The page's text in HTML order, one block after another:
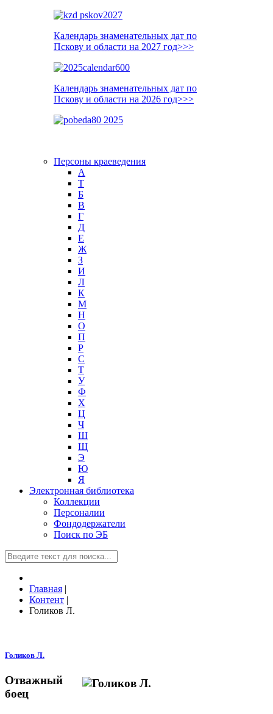
Календарь знаменательных дат по
Пскову и области на 2027 год>>>
Календарь знаменательных дат по
Пскову и области на 2026 год>>>
Персоны краеведения
А
T
Б
В
Г
Д
Е
Ж
З
И
Л
К
М
Н
О
П
Р
С
Т
У
Ф
Х
Ц
Ч
Ш
Щ
Э
Ю
Я
Электронная библиотека
Коллекции
Персоналии
Фондодержатели
Поиск по ЭБ
Главная |
Контент |
Голиков Л.
Голиков Л.
Отважный
боец